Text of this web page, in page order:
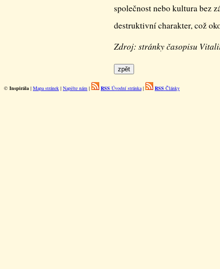
společnost nebo kultura bez
destruktivní charakter, což
Zdroj: stránky časopisu
© Inspirála | Mapa stránek | Napište nám | RSS Úvodní stránka| RSS Články